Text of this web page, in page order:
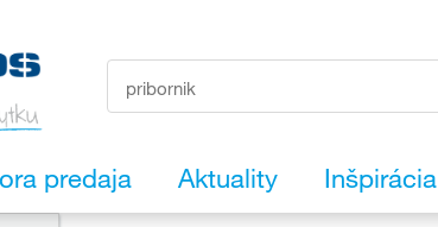
predaja Aktuality Inšpirácia